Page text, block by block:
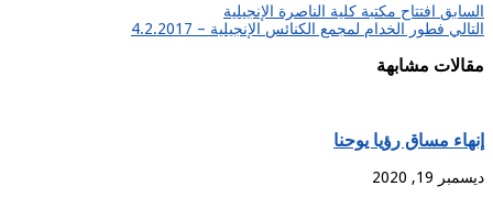
السابق افتتاح مكتبة كلية الناصرة الإنجيلية
التالي فطور الخدام لمجمع الكنائس الإنجيلية – 4.2.2017
مقالات مشابهة
إنهاء مساق رؤيا يوحنا
ديسمبر 19, 2020